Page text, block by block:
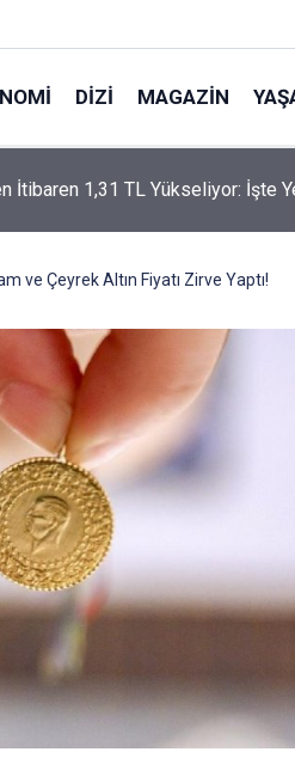
DIZI MAGAZIN
Tezenesi” Lakabını Kim Verdi?
Edildi
ve Çeyrek Altın Fiyatı Zirve Yaptı!